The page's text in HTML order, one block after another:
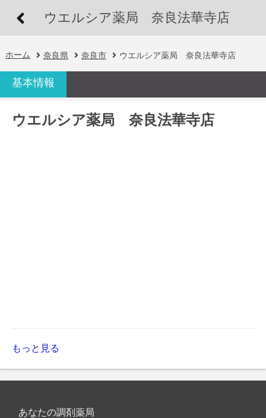
ウエルシア薬局 奈良法華寺店
ホーム 奈良県 奈良市 ウエルシア薬局 奈良法華寺店
基本情報
ウエルシア薬局 奈良法華寺店
もっと見る
あなたの調剤薬局